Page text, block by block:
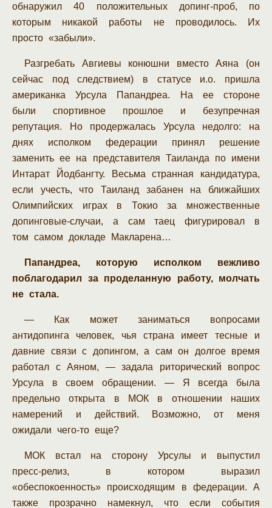
обнаружил 40 положительных допинг-проб, по
которым никакой работы не проводилось. Их
просто «забыли».
Разгребать Авгиевы конюшни вместо Аяна (он
сейчас под следствием) в статусе и.о. пришла
американка Урсула Папандреа. На ее стороне
были спортивное прошлое и безупречная
репутация. Но продержалась Урсула недолго: на
днях исполком федерации принял решение
заменить ее на представителя Таиланда по имени
Интарат Йодбангту. Весьма странная кандидатура,
если учесть, что Таиланд забанен на ближайших
Олимпийских играх в Токио за множественные
допинговые-случаи, а сам таец фигурировал в
том самом докладе Макларена…
Папандреа, которую исполком вежливо
поблагодарил за проделанную работу, молчать
не стала.
— Как может заниматься вопросами
антидопинга человек, чья страна имеет тесные и
давние связи с допингом, а сам он долгое время
работал с Аяном, — задала риторический вопрос
Урсула в своем обращении. — Я всегда была
предельно открыта в МОК в отношении наших
намерений и действий. Возможно, от меня
ожидали чего-то еще?
МОК встал на сторону Урсулы и выпустил
пресс-релиз, в котором выразил
«обеспокоенность» происходящим в федерации. А
также прозрачно намекнул, что если события